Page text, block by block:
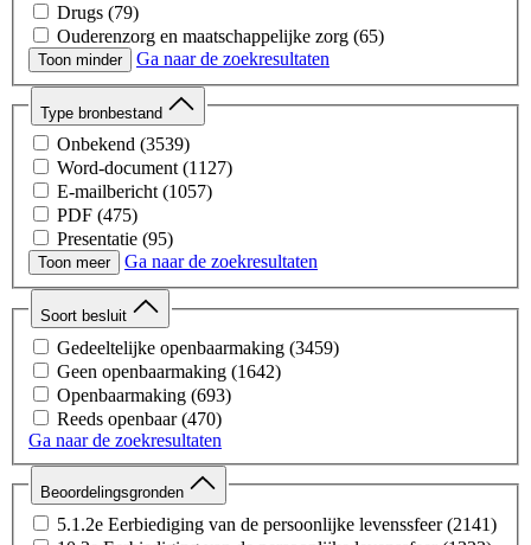
Drugs (79)
Ouderenzorg en maatschappelijke zorg (65)
Toon minder Ga naar de zoekresultaten
Type bronbestand
Onbekend (3539)
Word-document (1127)
E-mailbericht (1057)
PDF (475)
Presentatie (95)
Spreadsheet (15)
Toon meer Ga naar de zoekresultaten
Soort besluit
Gedeeltelijke openbaarmaking (3459)
Geen openbaarmaking (1642)
Openbaarmaking (693)
Reeds openbaar (470)
Ga naar de zoekresultaten
Beoordelingsgronden
5.1.2e Eerbiediging van de persoonlijke levenssfeer (2141)